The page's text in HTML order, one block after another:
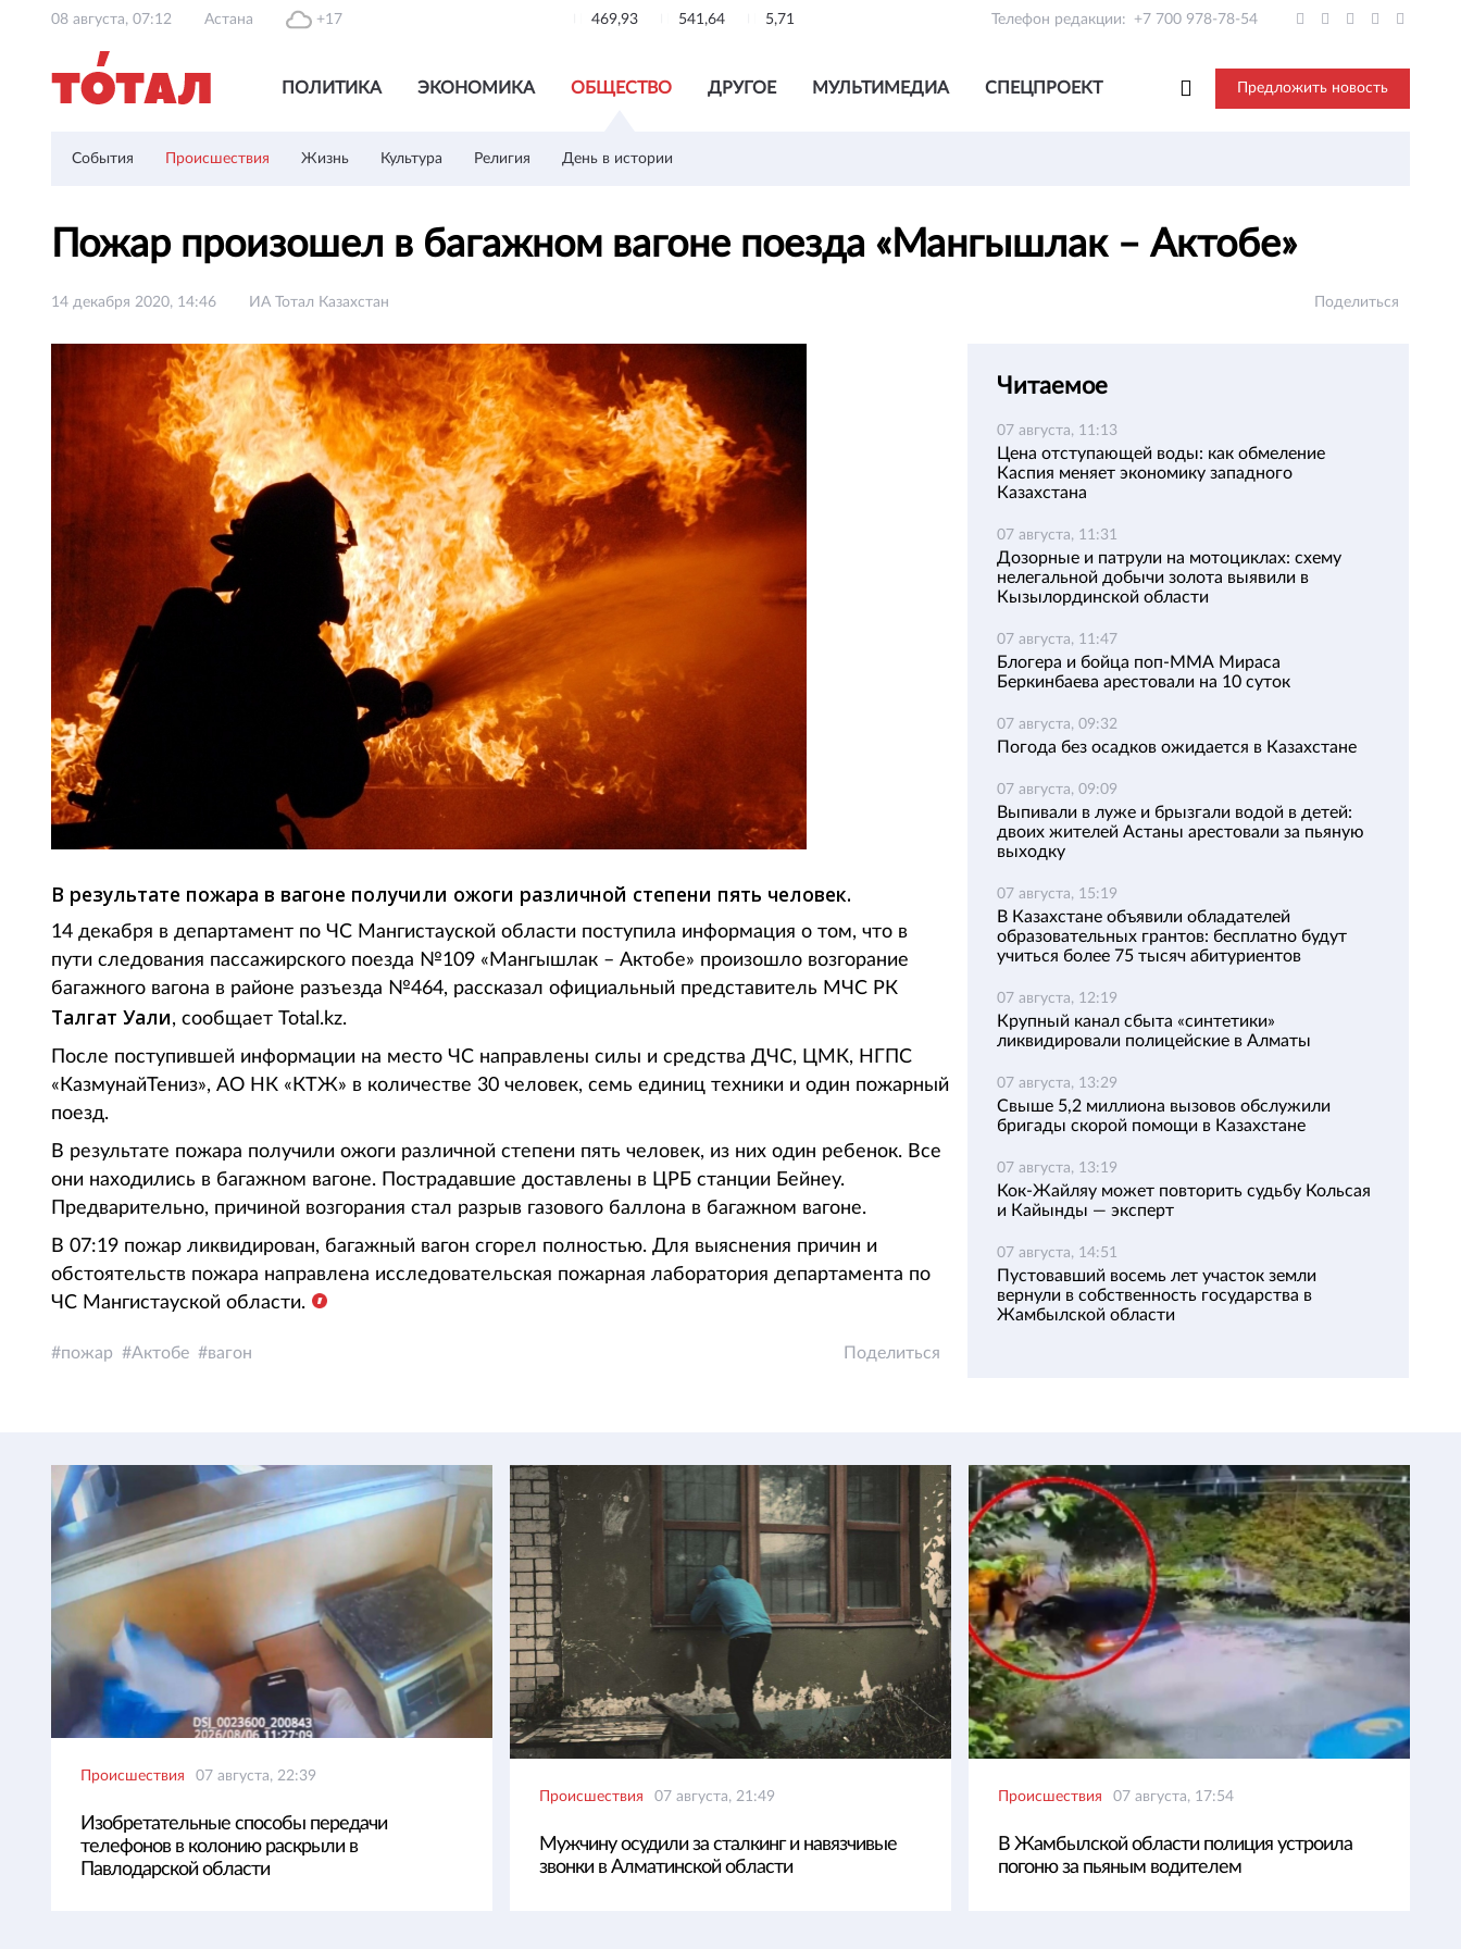
08 августа, 07:12 Астана +17 469,93 541,64 5,71 Телефон редакции: +7 700 978-78-54
ПОЛИТИКА ЭКОНОМИКА ОБЩЕСТВО ДРУГОЕ МУЛЬТИМЕДИА СПЕЦПРОЕКТ Предложить новость
События Происшествия Жизнь Культура Религия День в истории
Пожар произошел в багажном вагоне поезда «Мангышлак – Актобе»
14 декабря 2020, 14:46 ИА Тотал Казахстан Поделиться
В результате пожара в вагоне получили ожоги различной степени пять человек.
14 декабря в департамент по ЧС Мангистауской области поступила информация о том, что в
пути следования пассажирского поезда №109 «Мангышлак – Актобе» произошло возгорание
багажного вагона в районе разъезда №464, рассказал официальный представитель МЧС РК
Талгат Уали, сообщает Total.kz.
После поступившей информации на место ЧС направлены силы и средства ДЧС, ЦМК, НГПС
«КазмунайТениз», АО НК «КТЖ» в количестве 30 человек, семь единиц техники и один пожарный
поезд.
В результате пожара получили ожоги различной степени пять человек, из них один ребенок. Все
они находились в багажном вагоне. Пострадавшие доставлены в ЦРБ станции Бейнеу.
Предварительно, причиной возгорания стал разрыв газового баллона в багажном вагоне.
В 07:19 пожар ликвидирован, багажный вагон сгорел полностью. Для выяснения причин и
обстоятельств пожара направлена исследовательская пожарная лаборатория департамента по
ЧС Мангистауской области.
пожар Актобе вагон Поделиться
Читаемое
07 августа, 11:13
Цена отступающей воды: как обмеление
Каспия меняет экономику западного
Казахстана
07 августа, 11:31
Дозорные и патрули на мотоциклах: схему
нелегальной добычи золота выявили в
Кызылординской области
07 августа, 11:47
Блогера и бойца поп-ММА Мираса
Беркинбаева арестовали на 10 суток
07 августа, 09:32
Погода без осадков ожидается в Казахстане
07 августа, 09:09
Выпивали в луже и брызгали водой в детей:
двоих жителей Астаны арестовали за пьяную
выходку
07 августа, 15:19
В Казахстане объявили обладателей
образовательных грантов: бесплатно будут
учиться более 75 тысяч абитуриентов
07 августа, 12:19
Крупный канал сбыта «синтетики»
ликвидировали полицейские в Алматы
07 августа, 13:29
Свыше 5,2 миллиона вызовов обслужили
бригады скорой помощи в Казахстане
07 августа, 13:19
Кок-Жайляу может повторить судьбу Кольсая
и Кайынды — эксперт
07 августа, 14:51
Пустовавший восемь лет участок земли
вернули в собственность государства в
Жамбылской области
Происшествия 07 августа, 22:39
Изобретательные способы передачи
телефонов в колонию раскрыли в
Павлодарской области
Происшествия 07 августа, 21:49
Мужчину осудили за сталкинг и навязчивые
звонки в Алматинской области
Происшествия 07 августа, 17:54
В Жамбылской области полиция устроила
погоню за пьяным водителем